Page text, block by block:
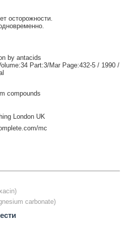
осторожности.
by antacids
Part:3/Mar Page:432-5 / 1990 /
compounds
London UK
mc
carbonate)